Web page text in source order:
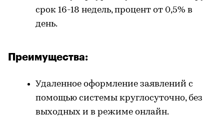
срок 16-18 недель, процент от 0,5% в
день.
Преимущества:
Удаленное оформление заявлений с
помощью системы круглосуточно, без
выходных и в режиме онлайн.